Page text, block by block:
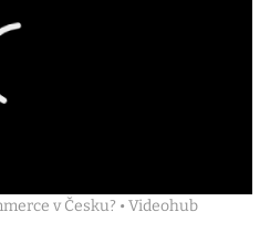
v Česku? • Videohub